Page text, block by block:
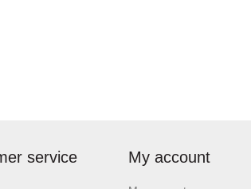
service My account